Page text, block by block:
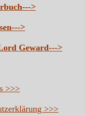
>
>
Geward--->
>>>
>>>